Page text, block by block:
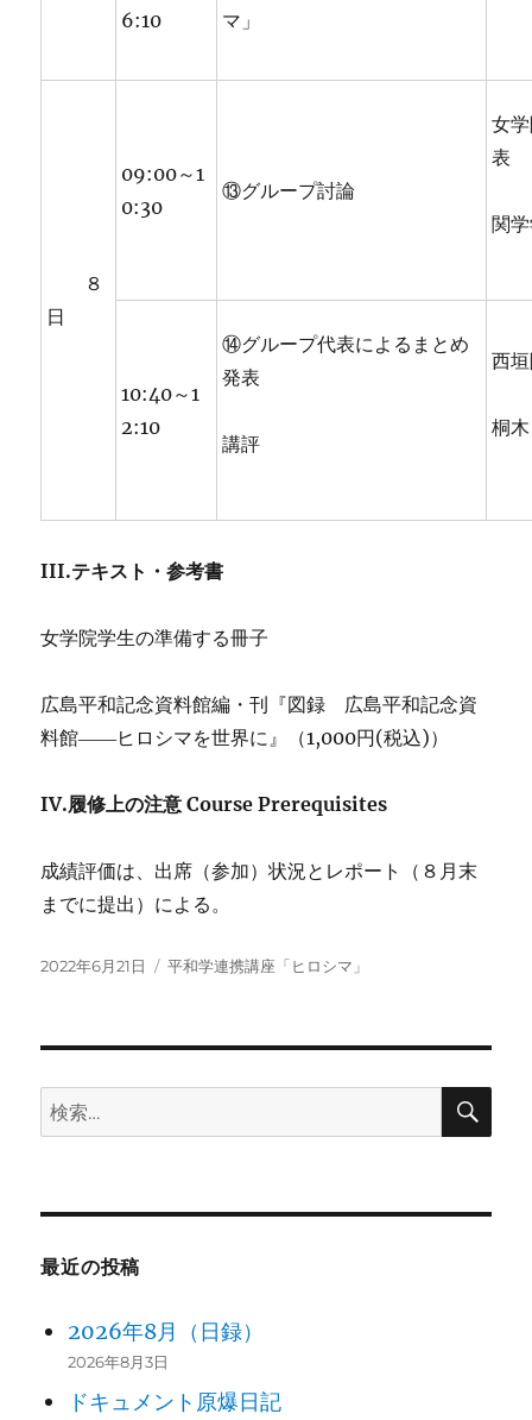
6:10
マ」
８
日
09:00～1
0:30
⑬グループ討論
女
表
関
10:40～1
2:10
⑭グループ代表によるまとめ
発表
講評
西
桐
III.テキスト・参考書
女学院学生の準備する冊子
広島平和記念資料館編・刊『図録 広島平和記念資
料館――ヒロシマを世界に』（1,000円(税込)）
IV.履修上の注意 Course Prerequisites
成績評価は、出席（参加）状況とレポート（８月末
までに提出）による。
投
2022年6月21日
カ
平和学連携講座「ヒロシマ」
検
索:
検
最近の投稿
2026年8月（日録）
2026年8月3日
ドキュメント原爆日記